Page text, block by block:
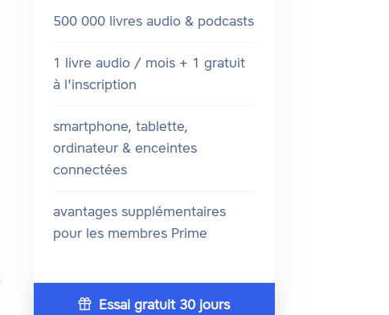
500 000 livres audio & podcasts
1 livre audio / mois + 1 gratuit
à l'inscription
smartphone, tablette,
ordinateur & enceintes
connectées
avantages supplémentaires
pour les membres Prime
Essai gratuit 30 jours